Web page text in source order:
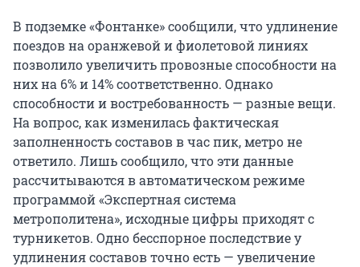
В подземке «Фонтанке» сообщили, что удлинение
поездов на оранжевой и фиолетовой линиях
позволило увеличить провозные способности на
них на 6% и 14% соответственно. Однако
способности и востребованность — разные вещи.
На вопрос, как изменилась фактическая
заполненность составов в час пик, метро не
ответило. Лишь сообщило, что эти данные
рассчитываются в автоматическом режиме
программой «Экспертная система
метрополитена», исходные цифры приходят с
турникетов. Одно бесспорное последствие у
удлинения составов точно есть — увеличение